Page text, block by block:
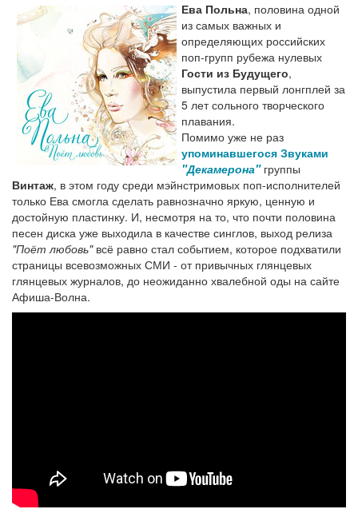
Ева Польна, половина одной
из самых важных и
определяющих российских
поп-групп рубежа нулевых
Гости из Будущего,
выпустила первый лонгплей за
5 лет сольного творческого
плавания.
Помимо уже не раз
упоминавшегося Звуками
"Декамерона"группы
Винтаж, в этом году среди мэйнстримовых поп-исполнителей
только Ева смогла сделать равнозначно яркую, ценную и
достойную пластинку. И, несмотря на то, что почти половина
песен диска уже выходила в качестве синглов, выход релиза
"Поёт любовь"всё равно стал событием, которое подхватили
страницы всевозможных СМИ - от привычных глянцевых
глянцевых журналов, до неожиданно хвалебной оды на сайте
Афиша-Волна.